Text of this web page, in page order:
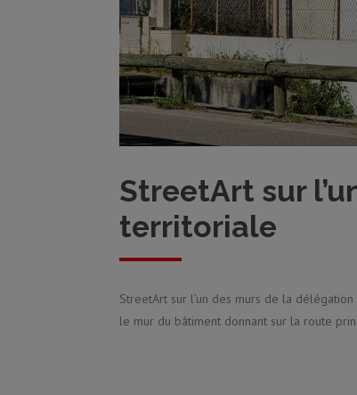
StreetArt sur
territoriale
StreetArt sur l’un des murs de la
le mur du bâtiment donnant sur la route